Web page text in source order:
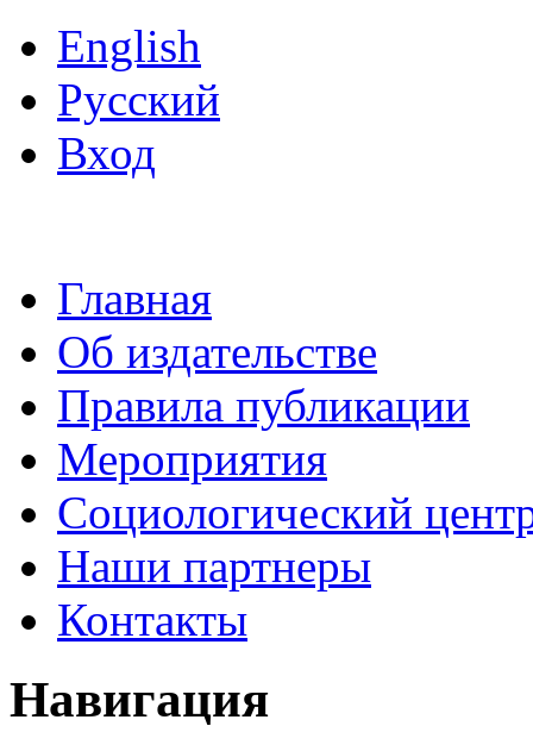
English
Русский
Вход
Главная
Об издательстве
Правила публикации
Мероприятия
Социологический
Наши партнеры
Контакты
Навигация